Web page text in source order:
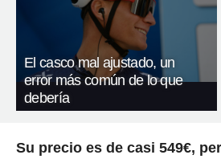
El casco mal ajustado, un
error más común de lo que
debería
Su precio es de casi 549€,